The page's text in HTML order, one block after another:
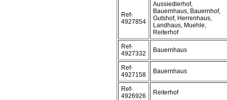
Ref-
4927854
Aussiedlerhof,
Bauernhaus, Bauernhof,
Gutshof, Herrenhaus,
Landhaus, Muehle,
Reiterhof
Ref-
4927332
Bauernhaus
Ref-
4927158
Bauernhaus
Ref-
4926926
Reiterhof